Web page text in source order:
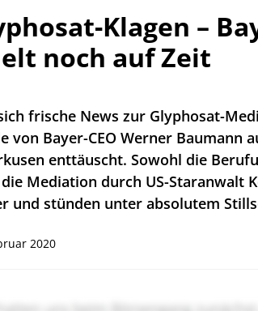
Klagen –
noch auf Zeit
frische News zur Glyphosat-
von Bayer-CEO Werner Baumann
enttäuscht. Sowohl die
Mediation durch US-Staranwalt
und stünden unter absolutem
2020